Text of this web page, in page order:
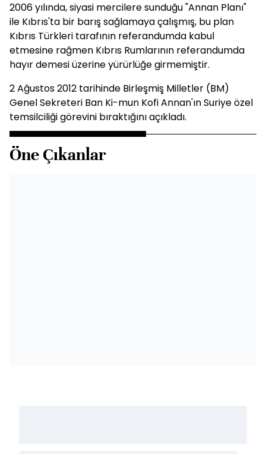
2006 yılında, siyasi mercilere sunduğu "Annan Planı"
ile Kıbrıs'ta bir barış sağlamaya çalışmış, bu plan
Kıbrıs Türkleri tarafının referandumda kabul
etmesine rağmen Kıbrıs Rumlarının referandumda
hayır demesi üzerine yürürlüğe girmemiştir.
2 Ağustos 2012 tarihinde Birleşmiş Milletler (BM)
Genel Sekreteri Ban Ki-mun Kofi Annan'ın Suriye özel
temsilciliği görevini bıraktığını açıkladı.
Öne Çıkanlar